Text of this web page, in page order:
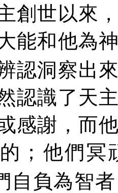
創世以來
能和他為
認洞察出
認識了天
感謝，而
；他們冥
自負為智